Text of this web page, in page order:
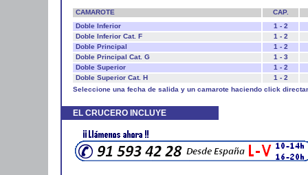
CAMAROTE
CAP.
Doble Inferior
1 - 2
Doble Inferior Cat. F
1 - 2
Doble Principal
1 - 2
Doble Principal Cat. G
1 - 3
Doble Superior
1 - 2
Doble Superior Cat. H
1 - 2
Seleccione una fecha de salida y un camarote haciendo click
EL CRUCERO INCLUYE